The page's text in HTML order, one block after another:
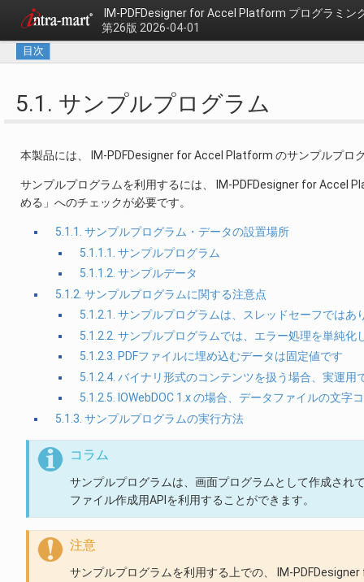
IM-PDFDesigner for Accel Platform プログラミン
第26版 2026-04-01
目次
5.1. サンプルプログラム
本製品には、 IM-PDFDesigner for Accel Platform のサンプルプロ
サンプルプログラムを利用するには、 IM-PDFDesigner for Accel
める」へのチェックが必要です。
5.1.1. サンプルプログラム・データの設置場所
5.1.1.1. サンプルプログラム
5.1.1.2. サンプルデータ
5.1.2. サンプルプログラムに関する注意点
5.1.2.1. サンプルプログラムは、スレッドセーフではあ
5.1.2.2. サンプルプログラムでは、エラー処理を単純化
5.1.2.3. PDFファイルに埋め込むデータは固定値です
5.1.2.4. バイナリ形式のコンテンツを扱う場合、実運
5.1.2.5. IOWebDOC 1.x の場合、データファイルの文
5.1.3. サンプルプログラムの実行方法
コラム
サンプルプログラムは、画面プログラムとして作成され
ファイル作成用APIを利用することができます。
注意
サンプルプログラムを利用する上での、 IM-